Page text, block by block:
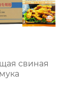
свиная
мука